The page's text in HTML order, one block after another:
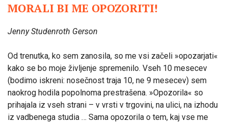
MORALI BI ME OPOZORITI!
Jenny Studenroth Gerson
Od trenutka, ko sem zanosila, so me vsi začeli »opozarjati«
kako se bo moje življenje spremenilo. Vseh 10 mesecev
(bodimo iskreni: nosečnost traja 10, ne 9 mesecev) sem
naokrog hodila popolnoma prestrašena. »Opozorila« so
prihajala iz vseh strani – v vrsti v trgovini, na ulici, na izhodu
iz vadbenega studia … Sama opozorila o tem, kaj vse me